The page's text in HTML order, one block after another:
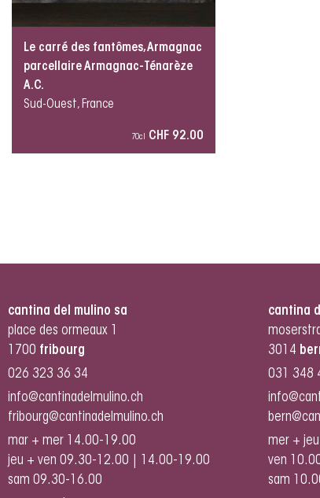
Le carré des fantômes, Armagnac
parcellaire Armagnac-Ténarèze
A.C.
Sud-Ouest, France
70cl CHF 92.00
cantina del mulino sa
place des ormeaux 1
1700 fribourg
026 323 36 34
info@cantinadelmulino.ch
fribourg@cantinadelmulino.ch
mar + mer 14.00-19.00
jeu + ven 09.30-12.00 | 14.00-19.00
sam 09.30-16.00
cantina
3014
031 348
mer +
ven
sam